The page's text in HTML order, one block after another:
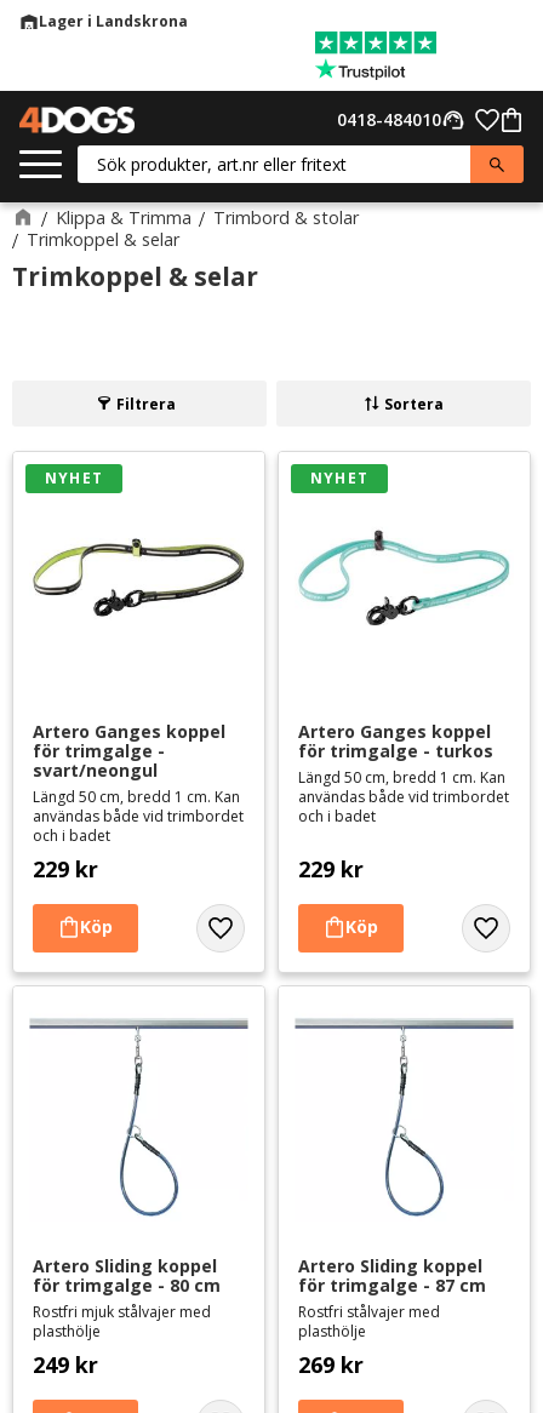
warehouseLager i Landskrona
support_agent
0418-484010
Klippa & Trimma
Trimbord & stolar
Trimkoppel & selar
Trimkoppel & selar
Filtrera Sortera
Artero Ganges koppel
för trimgalge -
svart/neongul
Längd 50 cm, bredd 1 cm. Kan
användas både vid trimbordet
och i badet
229 kr
NYHET
Lägg till i favoriter
Artero Ganges koppel
för trimgalge - turkos
Längd 50 cm, bredd 1 cm. Kan
användas både vid trimbordet
och i badet
229 kr
NYHET
Lägg
Artero Sliding koppel
för trimgalge - 80 cm
Rostfri mjuk stålvajer med
plasthölje
249 kr
Artero Sliding koppel
för trimgalge - 87 cm
Rostfri stålvajer med
plasthölje
269 kr